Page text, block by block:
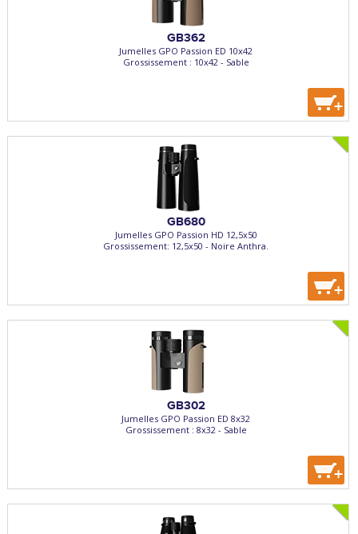
GB362
Jumelles GPO Passion ED 10x42
Grossissement : 10x42 - Sable
+
GB680
Jumelles GPO Passion HD 12,5x50
Grossissement: 12,5x50 - Noire Anthra.
+
GB302
Jumelles GPO Passion ED 8x32
Grossissement : 8x32 - Sable
+